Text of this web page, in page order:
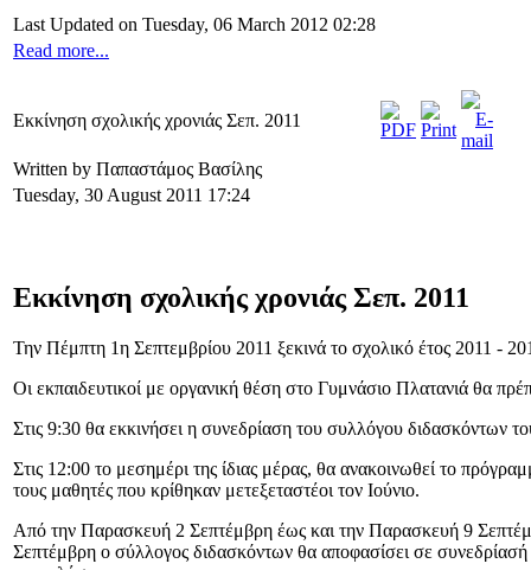
Last Updated on Tuesday, 06 March 2012 02:28
Read more...
Εκκίνηση σχολικής χρονιάς Σεπ. 2011
Written by Παπαστάμος Βασίλης
Tuesday, 30 August 2011 17:24
Εκκίνηση σχολικής χρονιάς Σεπ. 2011
Την Πέμπτη 1η Σεπτεμβρίου 2011 ξεκινά το σχολικό έτος 2011 -
Οι εκπαιδευτικοί με οργανική θέση στο Γυμνάσιο Πλατανιά θα
Στις 9:30 θα εκκινήσει η συνεδρίαση του συλλόγου διδασκόντων
Στις 12:00 το μεσημέρι της ίδιας μέρας, θα ανακοινωθεί το
τους μαθητές που κρίθηκαν μετεξεταστέοι τον Ιούνιο.
Από την Παρασκευή 2 Σεπτέμβρη έως και την Παρασκευή 9
Σεπτέμβρη ο σύλλογος διδασκόντων θα αποφασίσει σε